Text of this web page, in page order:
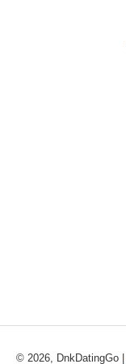
© 2026, DnkDatingGo |